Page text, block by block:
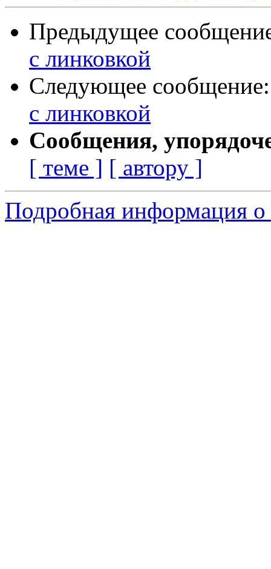
Предыдущее
с линковкой
Следующее
с линковкой
Сообщения,
[ теме ] [ автору ]
Подробная информация о